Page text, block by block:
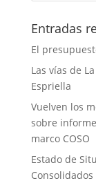
Entradas
El
Las vías de
Espriella
Vuelven los
sobre
marco COSO
Estado de